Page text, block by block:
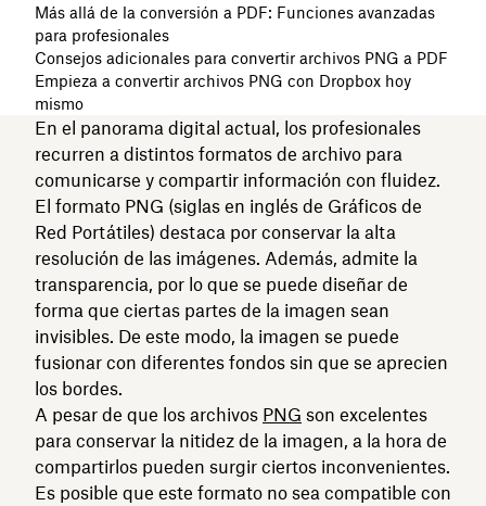
Más allá de la conversión a PDF: Funciones avanzadas
para profesionales
Consejos adicionales para convertir archivos PNG a PDF
Empieza a convertir archivos PNG con Dropbox hoy
mismo
En el panorama digital actual, los profesionales
recurren a distintos formatos de archivo para
comunicarse y compartir información con fluidez.
El formato PNG (siglas en inglés de Gráficos de
Red Portátiles) destaca por conservar la alta
resolución de las imágenes. Además, admite la
transparencia, por lo que se puede diseñar de
forma que ciertas partes de la imagen sean
invisibles. De este modo, la imagen se puede
fusionar con diferentes fondos sin que se aprecien
los bordes.
A pesar de que los archivos PNG son excelentes
para conservar la nitidez de la imagen, a la hora de
compartirlos pueden surgir ciertos inconvenientes.
Es posible que este formato no sea compatible con